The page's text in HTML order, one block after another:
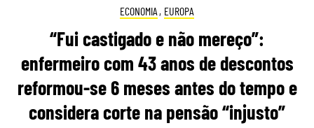
ECONOMIA , EUROPA
“Fui castigado e não mereço”:
enfermeiro com 43 anos de descontos
reformou-se 6 meses antes do tempo e
considera corte na pensão “injusto”